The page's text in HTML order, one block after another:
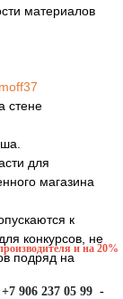
материалов
стене
для
магазина
к
конкурсов, не
подряд на
и на 20%
+7 906 237 05 99 -